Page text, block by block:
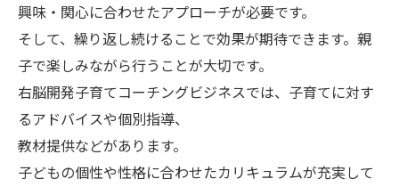
興味・関心に合わせたアプローチが必要です。
そして、繰り返し続けることで効果が期待できます。親
子で楽しみながら行うことが大切です。
右脳開発子育てコーチングビジネスでは、子育てに対す
るアドバイスや個別指導、
教材提供などがあります。
子どもの個性や性格に合わせたカリキュラムが充実して